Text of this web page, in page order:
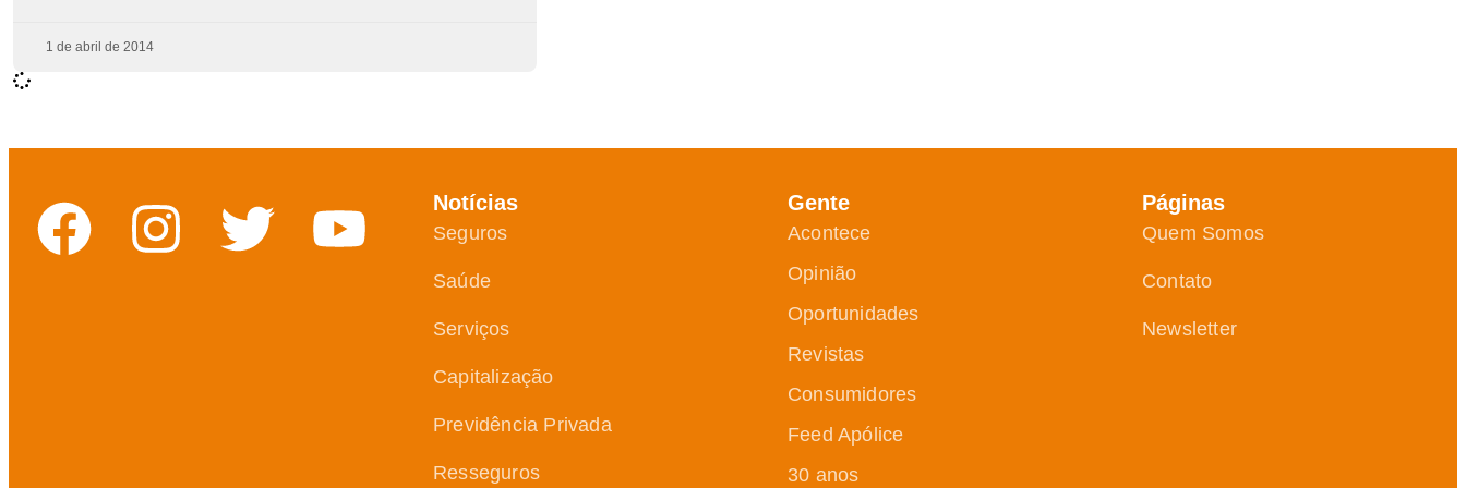
1 de abril de 2014
Notícias
Seguros
Saúde
Serviços
Capitalização
Previdência Privada
Resseguros
Gente
Acontece
Opinião
Oportunidades
Revistas
Consumidores
Feed Apólice
30 anos
Páginas
Quem Somos
Contato
Newsletter